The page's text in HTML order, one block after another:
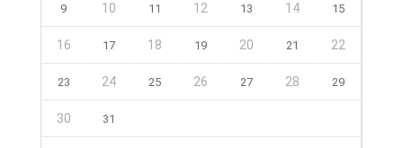
9 10 11 12 13 14 15
16 17 18 19 20 21 22
23 24 25 26 27 28 29
30 31